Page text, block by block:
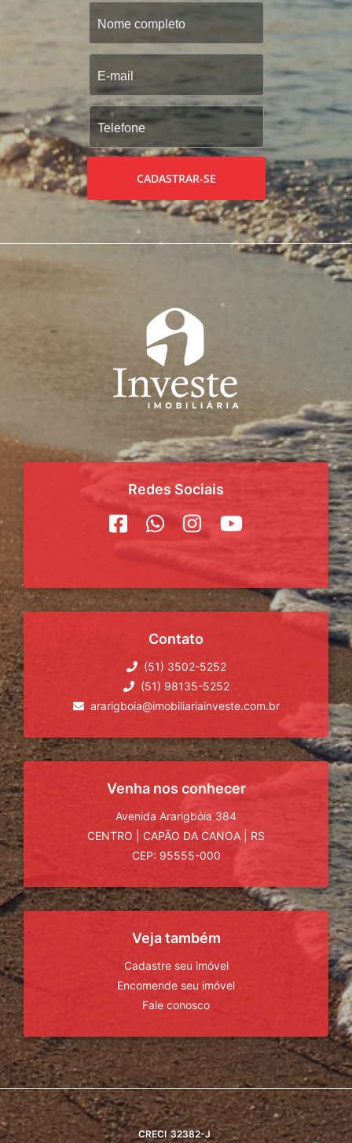
CADASTRAR-SE
Redes Sociais
Contato
(51) 3502-5252
(51) 98135-5252
ararigboia@imobiliariainveste.com.br
Venha nos conhecer
Avenida Ararigbóia 384
CENTRO
CAPÃO DA CANOA
RS
CEP: 95555-000
Veja também
Cadastre seu imóvel
Encomende seu imóvel
Fale conosco
CRECI 32382-J